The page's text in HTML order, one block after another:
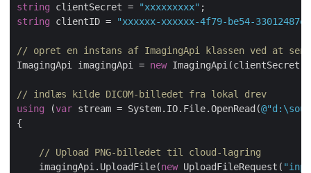
string clientSecret = "xxxxxxxxx"
string clientID = "xxxxxx-xxxxxx-4f79-be54-
// opret en instans af ImagingApi klassen ved at
ImagingApi imagingApi = new
// indlæs kilde DICOM-billedet fra lokal drev
using (var stream = System.IO.File.OpenRead(
{
// Upload PNG-billedet til cloud-lagring
    imagingApi.UploadFile(
new UploadFileRequest(